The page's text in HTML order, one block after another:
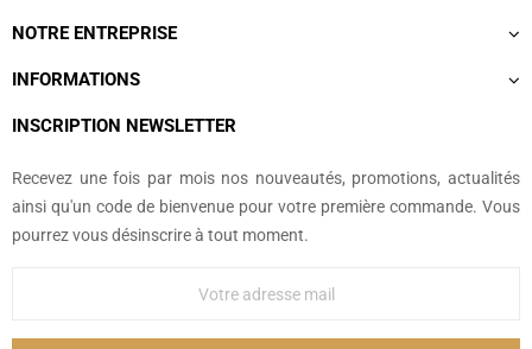
NOTRE ENTREPRISE
INFORMATIONS
INSCRIPTION NEWSLETTER
Recevez une fois par mois nos nouveautés, promotions, actualités
ainsi qu'un code de bienvenue pour votre première commande. Vous
pourrez vous désinscrire à tout moment.